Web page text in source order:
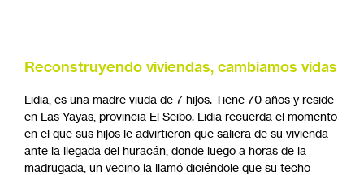
Reconstruyendo viviendas, cambiamos vidas
Lidia, es una madre viuda de 7 hijos. Tiene 70 años y reside
en Las Yayas, provincia El Seibo. Lidia recuerda el momento
en el que sus hijos le advirtieron que saliera de su vivienda
ante la llegada del huracán, donde luego a horas de la
madrugada, un vecino la llamó diciéndole que su techo